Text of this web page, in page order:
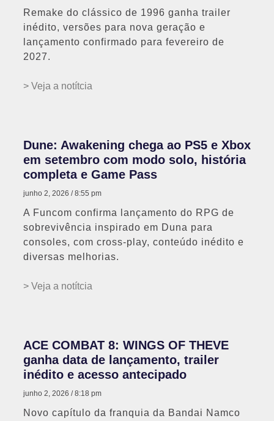
Remake do clássico de 1996 ganha trailer
inédito, versões para nova geração e
lançamento confirmado para fevereiro de
2027.
> Veja a notítcia
Dune: Awakening chega ao PS5 e Xbox
em setembro com modo solo, história
completa e Game Pass
junho 2, 2026 8:55 pm
A Funcom confirma lançamento do RPG de
sobrevivência inspirado em Duna para
consoles, com cross-play, conteúdo inédito e
diversas melhorias.
> Veja a notítcia
ACE COMBAT 8: WINGS OF THEVE
ganha data de lançamento, trailer
inédito e acesso antecipado
junho 2, 2026 8:18 pm
Novo capítulo da franquia da Bandai Namco